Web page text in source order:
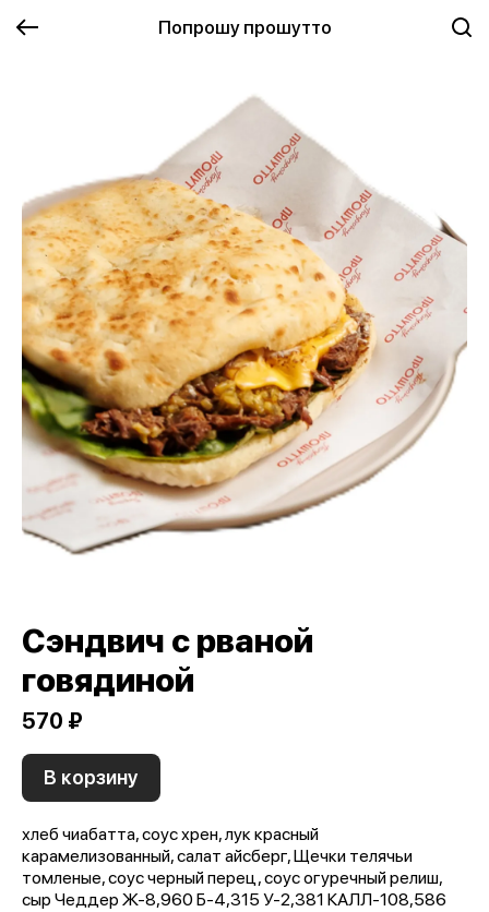
Попрошу прошутто
Сэндвич с рваной
говядиной
570 ₽
В корзину
хлеб чиабатта, соус хрен, лук красный
карамелизованный, салат айсберг, Щечки телячьи
томленые, соус черный перец, соус огуречный релиш,
сыр Чеддер Ж-8,960 Б-4,315 У-2,381 КАЛЛ-108,586